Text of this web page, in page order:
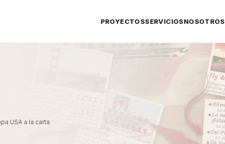
PROYECTOSSERVICIOSNOSOTROS
USA a la carta